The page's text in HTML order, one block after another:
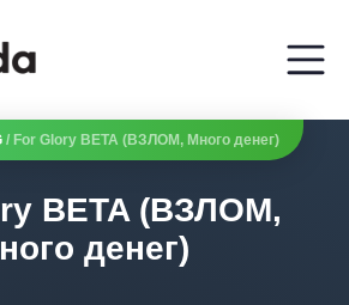
/ For Glory BETA (ВЗЛОМ, Много денег)
BETA (ВЗЛОМ,
денег)